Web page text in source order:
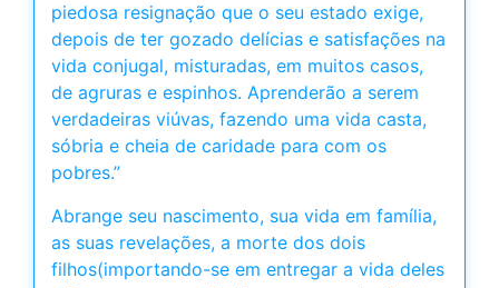
piedosa resignação que o seu estado exige,
depois de ter gozado delícias e satisfações na
vida conjugal, misturadas, em muitos casos,
de agruras e espinhos. Aprenderão a serem
verdadeiras viúvas, fazendo uma vida casta,
sóbria e cheia de caridade para com os
pobres.”
Abrange seu nascimento, sua vida em família,
as suas revelações, a morte dos dois
filhos(importando-se em entregar a vida deles